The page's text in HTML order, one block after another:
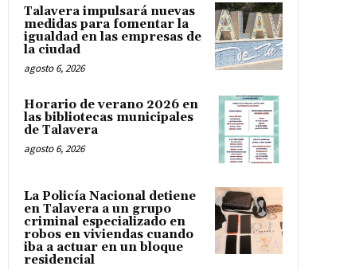
Talavera impulsará nuevas
medidas para fomentar la
igualdad en las empresas de
la ciudad
agosto 6, 2026
Horario de verano 2026 en
las bibliotecas municipales
de Talavera
agosto 6, 2026
La Policía Nacional detiene
en Talavera a un grupo
criminal especializado en
robos en viviendas cuando
iba a actuar en un bloque
residencial